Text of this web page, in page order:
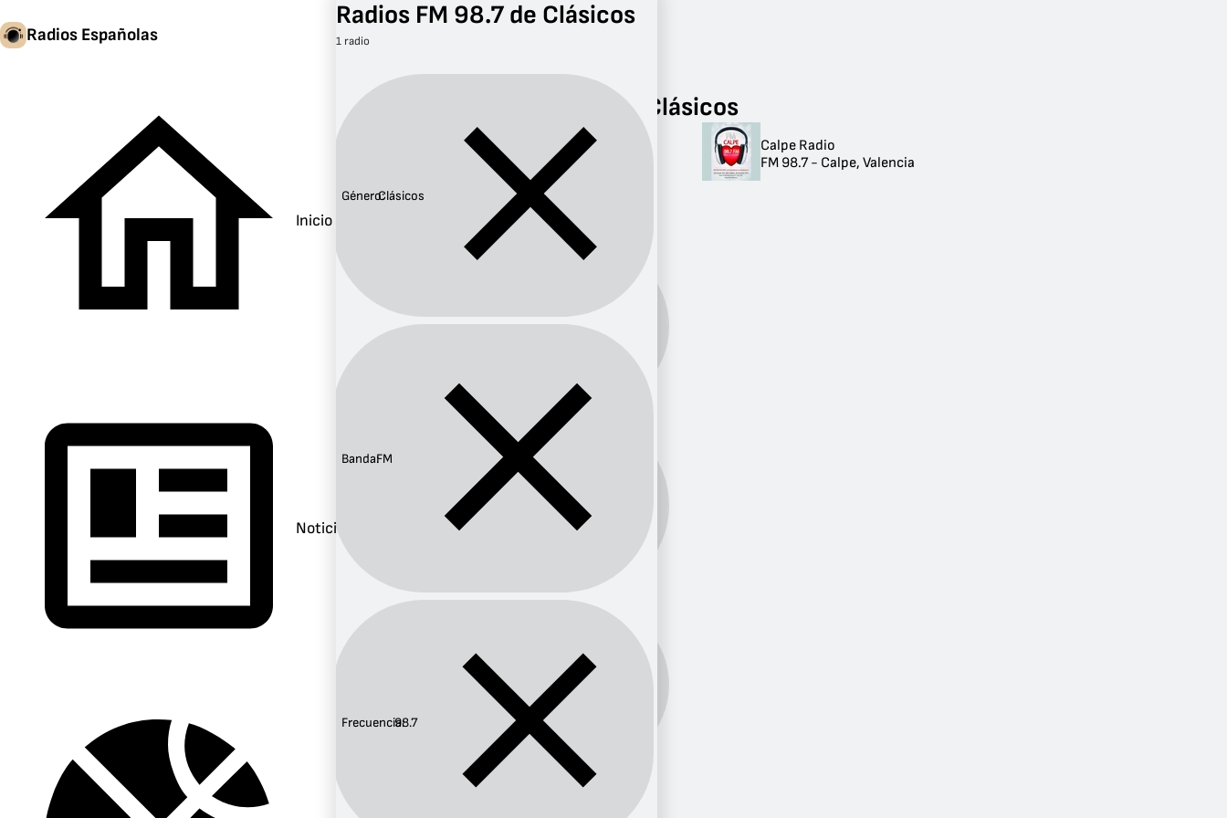
Radios Españolas
Inicio
Noticias
FM 98.7
Radios FM 98.7 de Clásicos
Radios FM 98.7 de
Clásicos
Género:Clásicos
Banda:
FM
Frecuencia:
98.7
Calpe Radio
FM 98.7 - Calpe, Valencia
Radios FM 98.7 de Clásicos
1 radio
Género:Clásicos
Banda:FM
Frecuencia:98.7